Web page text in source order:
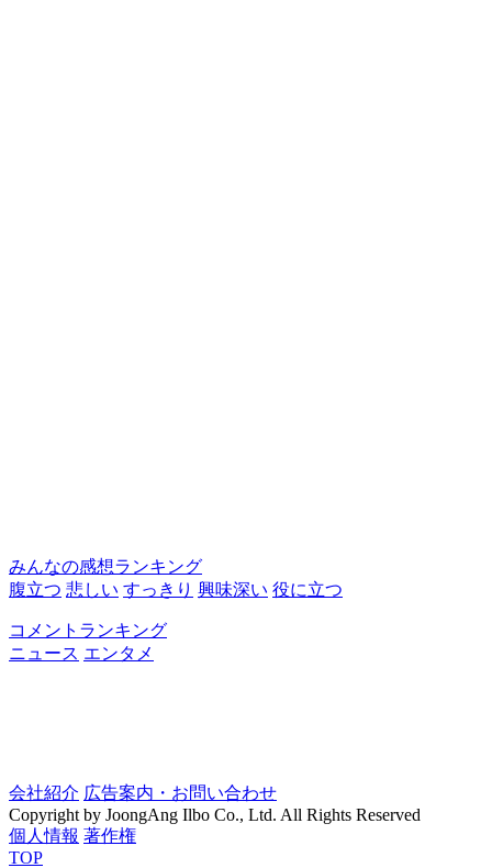
みんなの感想ランキング
腹立つ 悲しい すっきり 興味深い 役に立つ
コメントランキング
ニュース エンタメ
会社紹介 広告案内・お問い合わせ
Copyright by JoongAng Ilbo Co., Ltd. All Rights Reserved
個人情報 著作権
TOP